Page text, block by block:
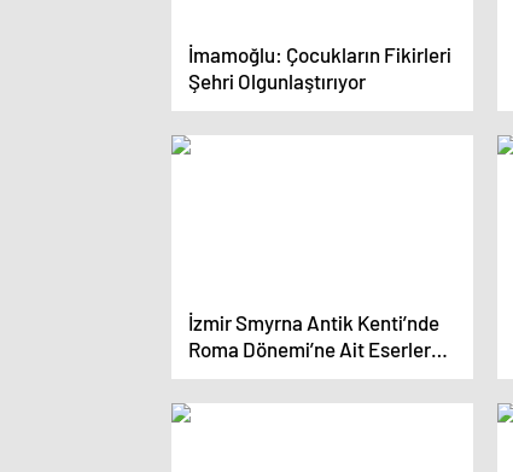
İmamoğlu: Çocukların Fikirleri
Şehri Olgunlaştırıyor
İzmir Smyrna Antik Kenti’nde
Roma Dönemi’ne Ait Eserler
Bulundu